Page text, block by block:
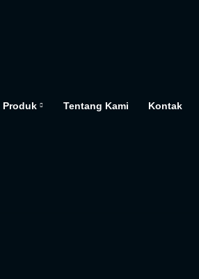
Produk Tentang Kami Kontak